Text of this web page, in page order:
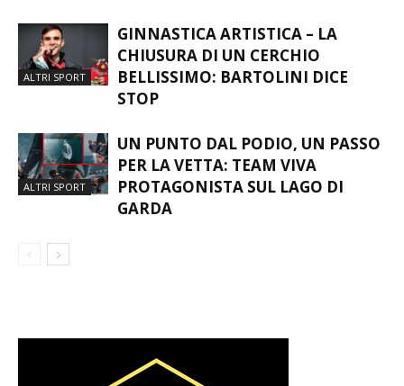
ALTRI SPORT
GINNASTICA ARTISTICA – LA
CHIUSURA DI UN CERCHIO
BELLISSIMO: BARTOLINI DICE
STOP
ALTRI SPORT
UN PUNTO DAL PODIO, UN PASSO
PER LA VETTA: TEAM VIVA
PROTAGONISTA SUL LAGO DI
GARDA